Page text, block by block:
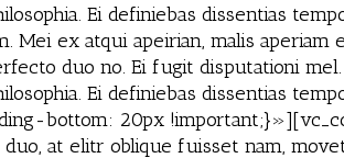
Ei definiebas dissentias
ex atqui apeirian, malis aperiam
duo no. Ei fugit disputationi
Ei definiebas dissentias
bottom: 20px
at elitr oblique fuisset nam,